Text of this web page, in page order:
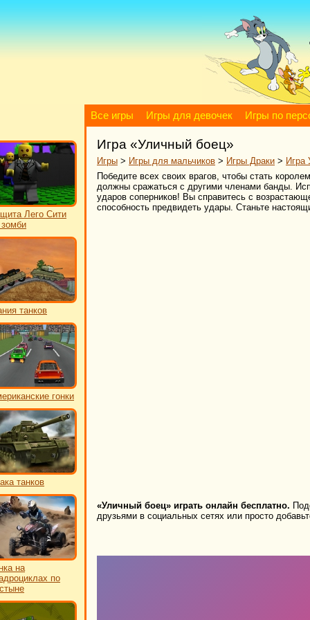
Все игры Игры для девочек Игры по
Лего Сити
зомби
танков
гонки
танков
на
по
Игра «Уличный боец»
Игры > Игры для мальчиков > Игры Драки > Игра
Победите всех своих врагов, чтобы стать
должны сражаться с другими членами банды.
ударов соперников! Вы справитесь с
способность предвидеть удары. Станьте
«Уличный боец» играть онлайн бесплатно.
друзьями в социальных сетях или просто